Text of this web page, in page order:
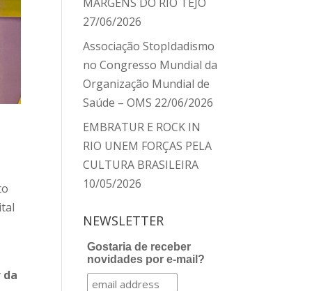
da
27/06/2026
Associação StopIdadismo
no Congresso Mundial da
Organização Mundial de
Saúde – OMS 22/06/2026
EMBRATUR E ROCK IN
RIO UNEM FORÇAS PELA
CULTURA BRASILEIRA
10/05/2026
NEWSLETTER
Gostaria de receber
novidades por e-mail?